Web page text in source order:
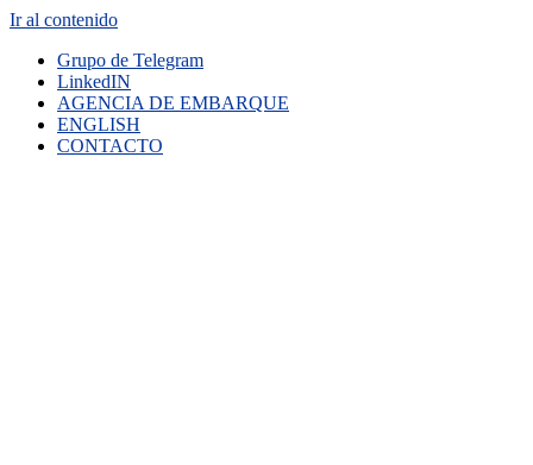
Ir al contenido
Grupo de Telegram
LinkedIN
AGENCIA DE EMBARQUE
ENGLISH
CONTACTO